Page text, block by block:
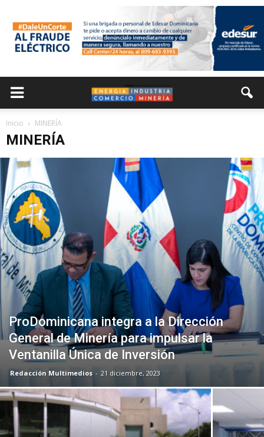
Inicio MINERÍA
MINERÍA
ProDominicana integra a la Dirección
General de Minería para impulsar la
Ventanilla Única de Inversión
Redacción Multimedios - 21 diciembre, 2023